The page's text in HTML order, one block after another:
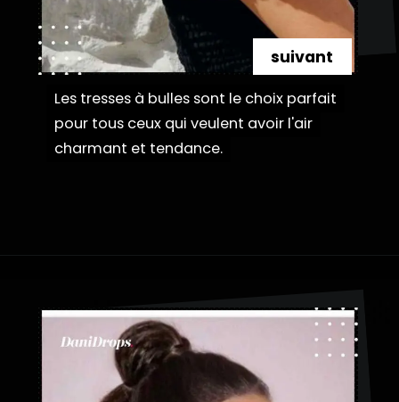
Les tresses à bulles sont le choix parfait
pour tous ceux qui veulent avoir l'air
charmant et tendance.
Les tresses à bulles sont le choix parfait
pour tous ceux qui veulent avoir l'air
charmant et tendance.
suivant